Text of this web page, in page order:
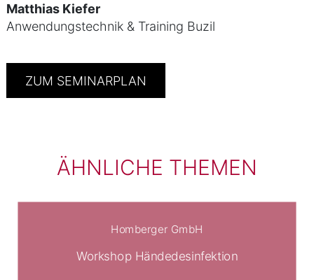
Matthias Kiefer
Anwendungstechnik & Training Buzil
ZUM SEMINARPLAN
ÄHNLICHE THEMEN
Homberger GmbH
Workshop Händedesinfektion